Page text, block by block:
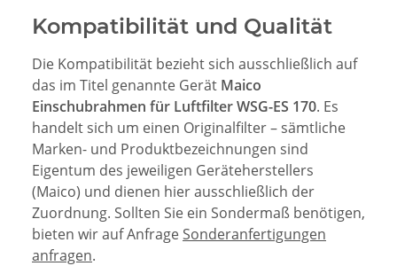
Kompatibilität und Qualität
Die Kompatibilität bezieht sich ausschließlich auf
das im Titel genannte Gerät Maico
Einschubrahmen für Luftfilter WSG-ES 170. Es
handelt sich um einen Originalfilter – sämtliche
Marken- und Produktbezeichnungen sind
Eigentum des jeweiligen Geräteherstellers
(Maico) und dienen hier ausschließlich der
Zuordnung. Sollten Sie ein Sondermaß benötigen,
bieten wir auf Anfrage Sonderanfertigungen
anfragen.